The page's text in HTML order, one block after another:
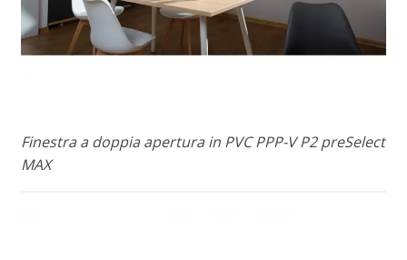
Finestra a doppia apertura in PVC PPP-V P2 preSelect
MAX